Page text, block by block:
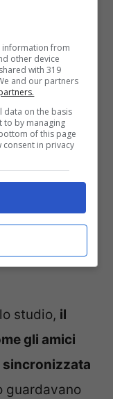
più
dice la ricerca
studio, il
gli amici
sincronizzata
guardavano
information from
other device
with 319
and our partners
data on the basis
to by managing
of this page
in privacy